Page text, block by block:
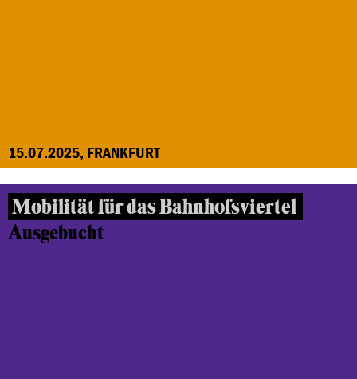
15.07.2025, FRANKFURT
Mobilität für das Bahnhofsviertel
Ausgebucht